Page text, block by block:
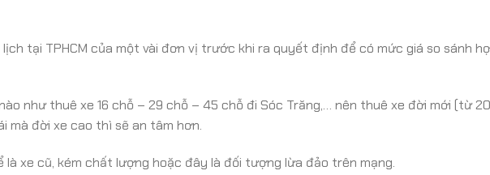
tại TPHCM của một vài đơn vị trước khi ra quyết định để có mức giá so sánh
như thuê xe 16 chỗ – 29 chỗ – 45 chỗ đi Sóc Trăng,… nên thuê xe đời mới (từ
mà đời xe cao thì sẽ an tâm hơn.
là xe cũ, kém chất lượng hoặc đây là đối tượng lừa đảo trên mạng.